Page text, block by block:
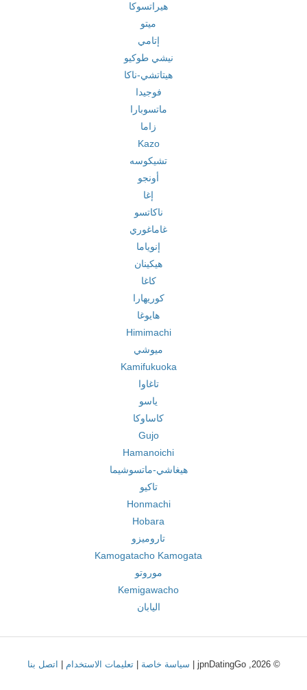
هيراتسوكا
ميتو
إتامي
نيشي طوكيو
هيتاتشي-ناكا
فوجيدا
ماتسوبارا
زاما
Kazo
تشيكوسه
أونجو
إغا
ناكاتسو
غاماغوري
إنوياما
هيكينان
كاغا
كوريهارا
هايوغا
Himimachi
ميوشي
Kamifukuoka
تاغاوا
ياسو
كاساوكا
Gujo
Hamanoichi
هيغاشي-ماتسوشيما
تاكيو
Honmachi
Hobara
تاروميزو
Kamogatacho Kamogata
موروتو
Kemigawacho
اليابان
© 2026, jpnDatingGo | سياسة خاصة |تعليمات الاستخدام اتصل بنا